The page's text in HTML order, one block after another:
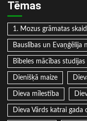
Tēmas
1. Mozus grāmatas
Bauslības un Evaņģēlija
Bībeles mācības studijas
Dienišķā maize
Dieva mīlestība
Dieva Vārds katrai gada